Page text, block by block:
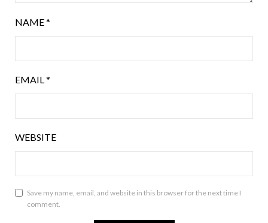
NAME*
EMAIL*
WEBSITE
Save my name, email, and website in this browser for the next time I
comment.